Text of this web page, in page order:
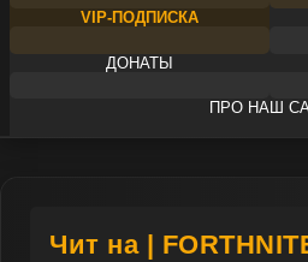
VIP-ПОДПИСКА
ДОНАТЫ
ПРО НАШ
Чит на |